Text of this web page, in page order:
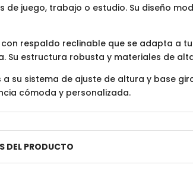
de juego, trabajo o estudio. Su diseño
respaldo reclinable que se adapta a
Su estructura robusta y materiales de
a su sistema de ajuste de altura y base
cómoda y personalizada.
DEL PRODUCTO